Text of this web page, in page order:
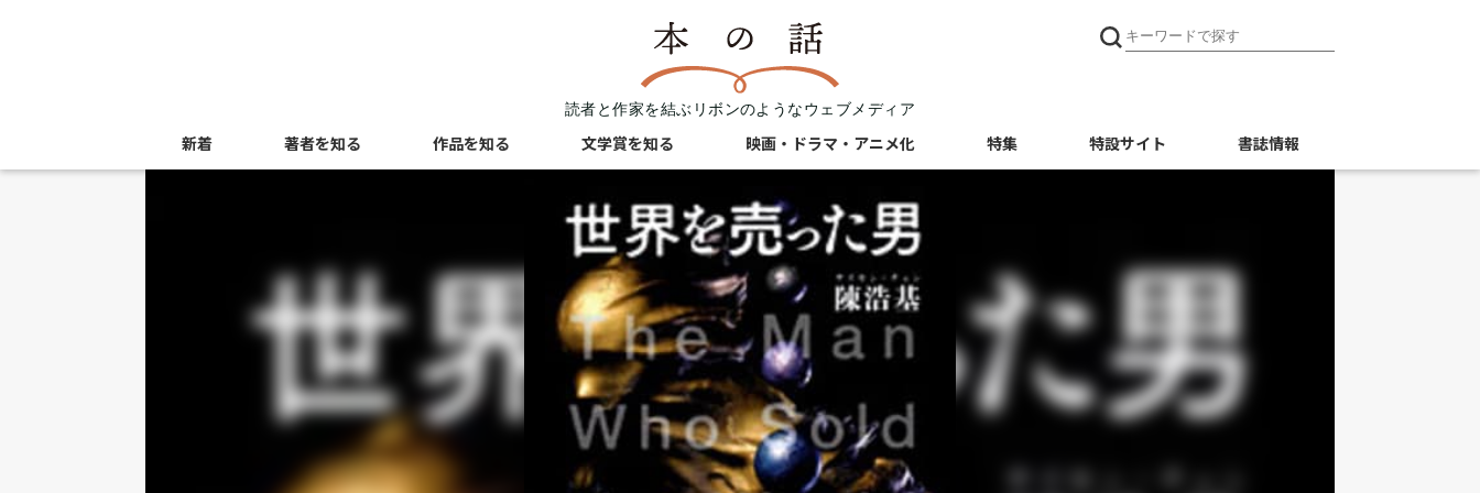
読者と作家を結ぶリボンのようなウェブメディア
新着 著者を知る 作品を知る 文学賞を知る 映画・ドラマ・アニメ化 特集 特設サイト 書誌情報